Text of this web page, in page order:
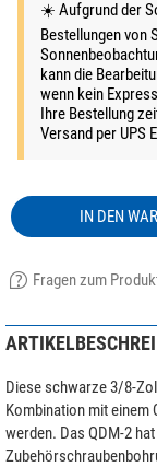
☀️ Aufgrund der
Bestellungen von
kann die
wenn kein
Ihre Bestellung
Versand per UPS
IN DEN
Fragen zum
Diese schwarze 3/8-
Kombination mit einem
werden. Das QDM-2